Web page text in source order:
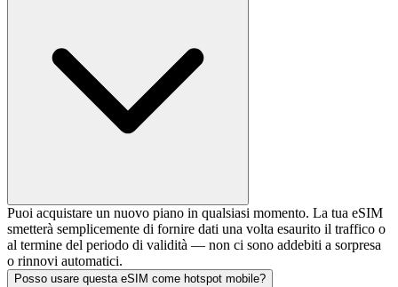
Puoi acquistare un nuovo piano in qualsiasi momento. La tua eSIM
smetterà semplicemente di fornire dati una volta esaurito il traffico o
al termine del periodo di validità — non ci sono addebiti a sorpresa
o rinnovi automatici.
Posso usare questa eSIM come hotspot mobile?